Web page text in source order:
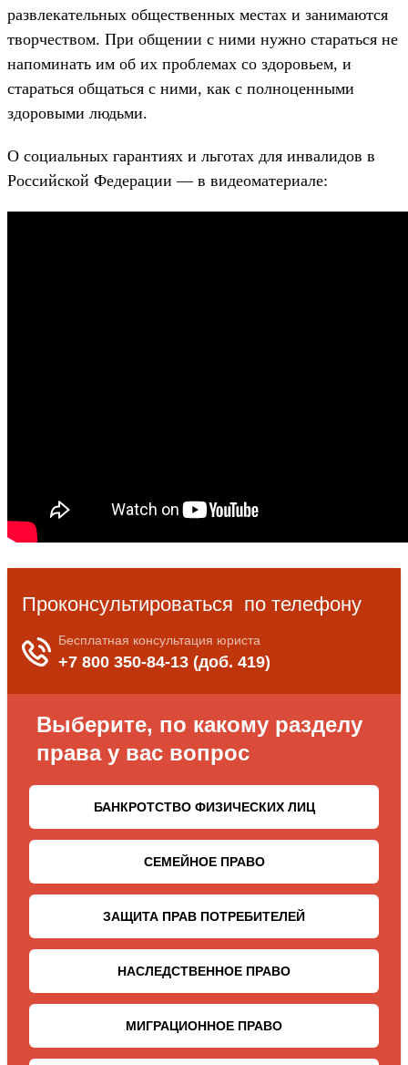
развлекательных общественных местах и занимаются
творчеством. При общении с ними нужно стараться не
напоминать им об их проблемах со здоровьем, и
стараться общаться с ними, как с полноценными
здоровыми людьми.
О социальных гарантиях и льготах для инвалидов в
Российской Федерации — в видеоматериале: